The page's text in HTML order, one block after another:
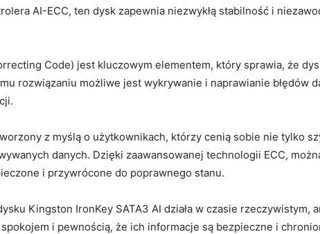
AI-ECC, ten ‌dysk zapewnia niezwykłą stabilność i
Code) jest kluczowym ‍elementem, który sprawia, że‍
rozwiązaniu ‍możliwe jest wykrywanie i ⁢naprawianie błędów
z myślą o użytkownikach,‌ którzy‌ cenią sobie nie tylko
danych. Dzięki zaawansowanej technologii⁤ ECC,
i przywrócone do poprawnego stanu.
Kingston​ IronKey SATA3 ‍AI‍ działa‌ w czasie rzeczywistym,
i‌ pewnością, że ich informacje są⁣ bezpieczne i